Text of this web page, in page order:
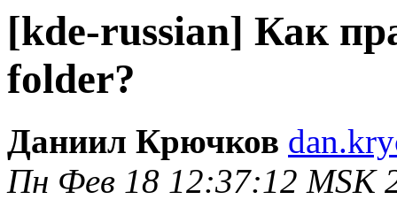
[kde-russian] Как
folder?
Даниил Крючков
Пн Фев 18 12:37:12 MSK